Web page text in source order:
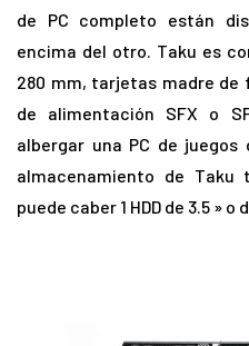
de PC completo están
encima del otro. Taku es
280 mm, tarjetas madre
de alimentación SFX o
albergar una PC de
almacenamiento de Taku
puede caber 1 HDD de 3.5 » o